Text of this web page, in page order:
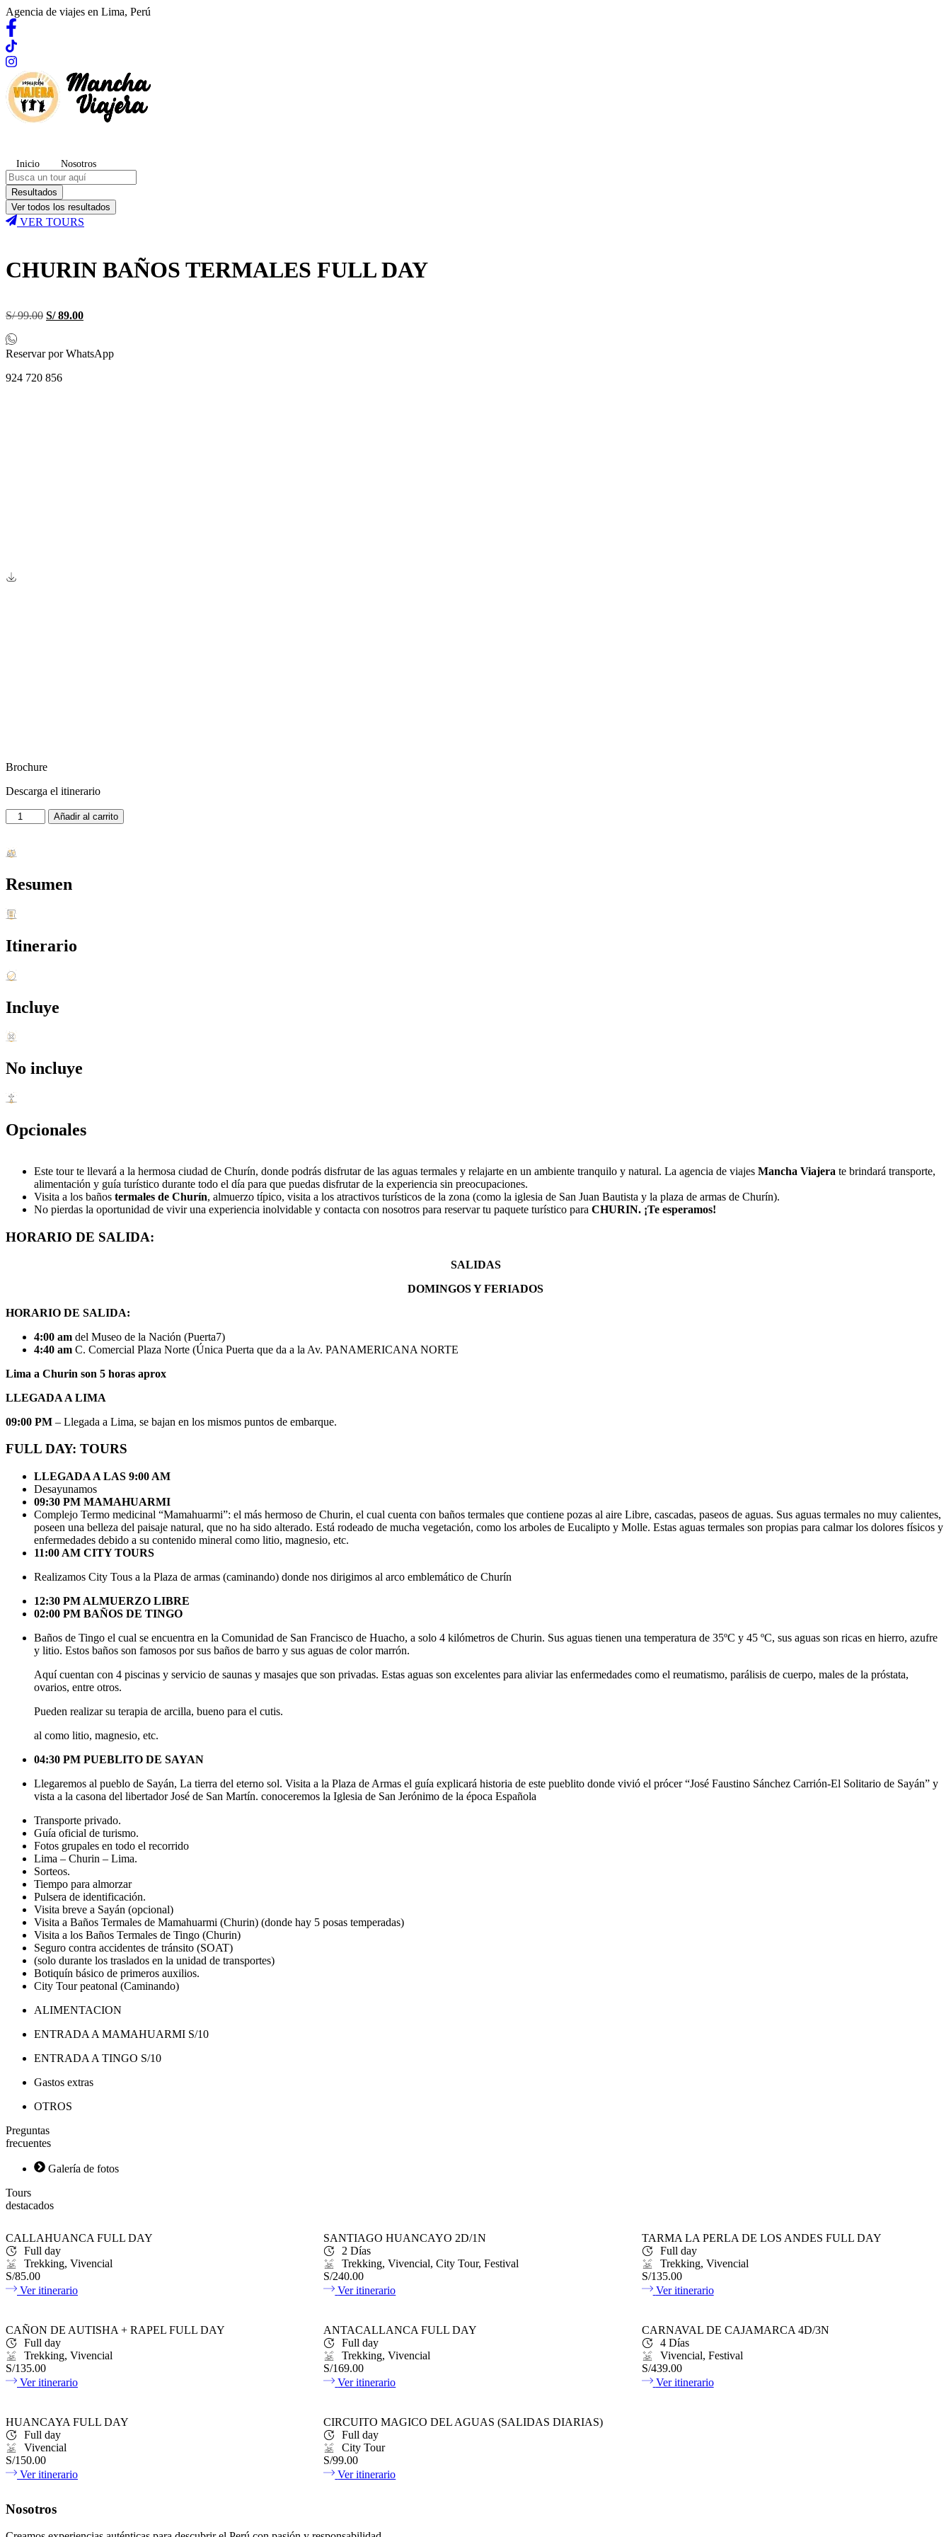
Agencia de viajes en Lima, Perú
Inicio Nosotros
Search
...Resultados
Ver todos los resultados
VER TOURS
CHURIN BAÑOS TERMALES FULL DAY
S/99.00 El
era:
S/89.00El
es:
Reservar por WhatsApp
924 720 856
Brochure
Descarga el itinerario
CHURIN
BAÑOS
FULL
cantidad
Añadir al carrito
Resumen
Itinerario
Incluye
No incluye
Opcionales
Este tour te llevará a la hermosa ciudad de Churín, donde podrás disfrutar de las aguas termales y relajarte en un ambiente tranquilo y natural. La agencia de viajes Mancha Viajera te brindará transporte,
alimentación y guía turístico durante todo el día para que puedas disfrutar de la experiencia sin preocupaciones.
Visita a los baños termales de Churín, almuerzo típico, visita a los atractivos turísticos de la zona (como la iglesia de San Juan Bautista y la plaza de armas de Churín).
No pierdas la oportunidad de vivir una experiencia inolvidable y contacta con nosotros para reservar tu paquete turístico para CHURIN. ¡Te esperamos!
HORARIO DE SALIDA:
SALIDAS
DOMINGOS Y FERIADOS
HORARIO DE SALIDA:
4:00 am del Museo de la Nación (Puerta7)
4:40 am C. Comercial Plaza Norte (Única Puerta que da a la Av. PANAMERICANA NORTE
Lima a Churin son 5 horas aprox
LLEGADA A LIMA
09:00 PM – Llegada a Lima, se bajan en los mismos puntos de embarque.
FULL DAY: TOURS
LLEGADA A LAS 9:00 AM
Desayunamos
09:30 PM MAMAHUARMI
Complejo Termo medicinal “Mamahuarmi”: el más hermoso de Churin, el cual cuenta con baños termales que contiene pozas al aire Libre, cascadas, paseos de aguas. Sus aguas termales no muy calientes,
poseen una belleza del paisaje natural, que no ha sido alterado. Está rodeado de mucha vegetación, como los arboles de Eucalipto y Molle. Estas aguas termales son propias para calmar los dolores físicos y
enfermedades debido a su contenido mineral como litio, magnesio, etc.
11:00 AM CITY TOURS
Realizamos City Tous a la Plaza de armas (caminando) donde nos dirigimos al arco emblemático de Churín
12:30 PM ALMUERZO LIBRE
02:00 PM BAÑOS DE TINGO
Baños de Tingo el cual se encuentra en la Comunidad de San Francisco de Huacho, a solo 4 kilómetros de Churin. Sus aguas tienen una temperatura de 35ºC y 45 ºC, sus aguas son ricas en hierro, azufre
y litio. Estos baños son famosos por sus baños de barro y sus aguas de color marrón.
Aquí cuentan con 4 piscinas y servicio de saunas y masajes que son privadas. Estas aguas son excelentes para aliviar las enfermedades como el reumatismo, parálisis de cuerpo, males de la próstata,
ovarios, entre otros.
Pueden realizar su terapia de arcilla, bueno para el cutis.
al como litio, magnesio, etc.
04:30 PM PUEBLITO DE SAYAN
Llegaremos al pueblo de Sayán, La tierra del eterno sol. Visita a la Plaza de Armas el guía explicará historia de este pueblito donde vivió el prócer “José Faustino Sánchez Carrión-El Solitario de Sayán” y
vista a la casona del libertador José de San Martín. conoceremos la Iglesia de San Jerónimo de la época Española
Transporte privado.
Guía oficial de turismo.
Fotos grupales en todo el recorrido
Lima – Churin – Lima.
Sorteos.
Tiempo para almorzar
Pulsera de identificación.
Visita breve a Sayán (opcional)
Visita a Baños Termales de Mamahuarmi (Churin) (donde hay 5 posas temperadas)
Visita a los Baños Termales de Tingo (Churin)
Seguro contra accidentes de tránsito (SOAT)
(solo durante los traslados en la unidad de transportes)
Botiquín básico de primeros auxilios.
City Tour peatonal (Caminando)
ALIMENTACION
ENTRADA A MAMAHUARMI S/10
ENTRADA A TINGO S/10
Gastos extras
OTROS
Preguntas
frecuentes
Galería de fotos
Tours
destacados
CALLAHUANCA FULL DAY
Full day
Trekking, Vivencial
S/85.00
Ver itinerario
SANTIAGO HUANCAYO 2D/1N
2 Días
Trekking, Vivencial, City Tour, Festival
S/240.00
Ver itinerario
TARMA LA PERLA DE LOS ANDES FULL DAY
Full day
Trekking, Vivencial
S/135.00
Ver itinerario
CAÑON DE AUTISHA + RAPEL FULL DAY
Full day
Trekking, Vivencial
S/135.00
Ver itinerario
ANTACALLANCA FULL DAY
Full day
Trekking, Vivencial
S/169.00
Ver itinerario
CARNAVAL DE CAJAMARCA 4D/3N
4 Días
Vivencial, Festival
S/439.00
Ver itinerario
HUANCAYA FULL DAY
Full day
Vivencial
S/150.00
Ver itinerario
CIRCUITO MAGICO DEL AGUAS (SALIDAS DIARIAS)
Full day
City Tour
S/99.00
Ver itinerario
Nosotros